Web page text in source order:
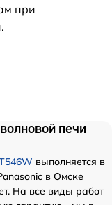
при
печи
выполняется в
в Омске
На все виды работ